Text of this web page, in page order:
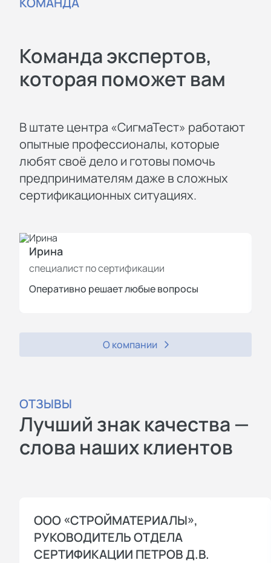
Команда экспертов,
которая поможет вам
В штате центра «СигмаТест» работают
опытные профессионалы, которые
любят своё дело и готовы помочь
предпринимателям даже в сложных
сертификационных ситуациях.
Ирина
специалист по сертификации
Оперативно решает любые вопросы
О компании
ОТЗЫВЫ
Лучший знак качества —
слова наших клиентов
ООО «СТРОЙМАТЕРИАЛЫ»,
РУКОВОДИТЕЛЬ ОТДЕЛА
СЕРТИФИКАЦИИ ПЕТРОВ Д.В.